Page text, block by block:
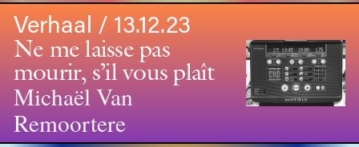
Verhaal / 13.12.23
Ne me laisse pas
mourir, s’il vous plaît
Michaël Van
Remoortere